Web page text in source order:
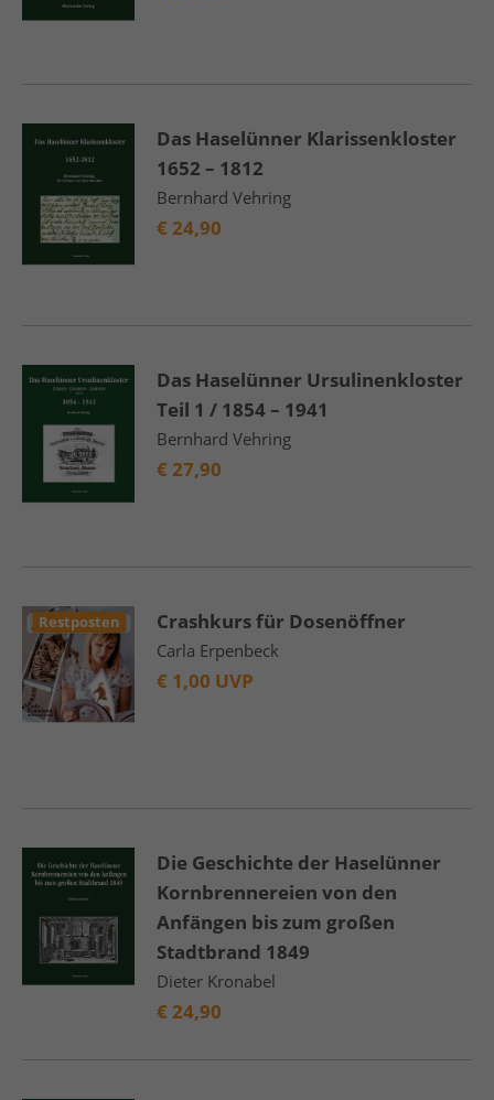
Das Haselünner Klarissenkloster
1652 – 1812
Bernhard Vehring
€ 24,90
Das Haselünner Ursulinenkloster
Teil 1 / 1854 – 1941
Bernhard Vehring
€ 27,90
Restposten Crashkurs für Dosenöffner
Carla Erpenbeck
€ 1,00 UVP
Die Geschichte der Haselünner
Kornbrennereien von den
Anfängen bis zum großen
Stadtbrand 1849
Dieter Kronabel
€ 24,90